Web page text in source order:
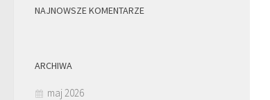
NAJNOWSZE KOMENTARZE
ARCHIWA
maj 2026